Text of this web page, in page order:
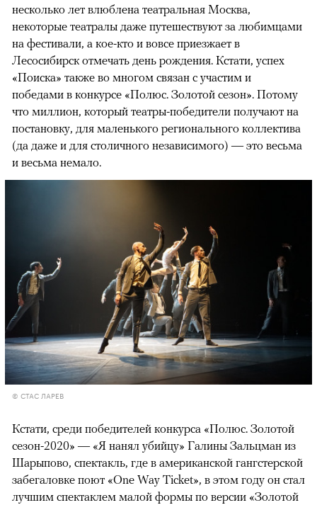
несколько лет влюблена театральная Москва,
некоторые театралы даже путешествуют за любимцами
на фестивали, а кое-кто и вовсе приезжает в
Лесосибирск отмечать день рождения. Кстати, успех
«Поиска» также во многом связан с участим и
победами в конкурсе «Полюс. Золотой сезон». Потому
что миллион, который театры-победители получают на
постановку, для маленького регионального коллектива
(да даже и для столичного независимого) — это весьма
и весьма немало.
© СТАС ЛАРЕВ
Кстати, среди победителей конкурса «Полюс. Золотой
сезон-2020» — «Я нанял убийцу» Галины Зальцман из
Шарыпово, спектакль, где в американской гангстерской
забегаловке поют «One Way Ticket», в этом году он стал
лучшим спектаклем малой формы по версии «Золотой